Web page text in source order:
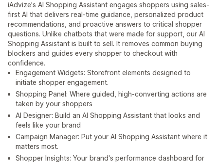
iAdvize's AI Shopping Assistant engages shoppers using sales-
first AI that delivers real-time guidance, personalized product
recommendations, and proactive answers to critical shopper
questions. Unlike chatbots that were made for support, our AI
Shopping Assistant is built to sell. It removes common buying
blockers and guides every shopper to checkout with
confidence.
Engagement Widgets: Storefront elements designed to
initiate shopper engagement.
Shopping Panel: Where guided, high-converting actions are
taken by your shoppers
AI Designer: Build an AI Shopping Assistant that looks and
feels like your brand
Campaign Manager: Put your AI Shopping Assistant where it
matters most.
Shopper Insights: Your brand's performance dashboard for